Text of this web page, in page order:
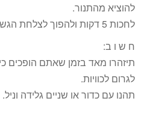
להוציא מהתנור.
לחכות 5 דקות ולהפוך לצלחת הגשה גדולה ונאה.
ח ש ו ב:
תיזהרו מאד בזמן שאתם הופכים
לגרום לכוויות.
תהנו עם כדור או שניים גלידה וניל.